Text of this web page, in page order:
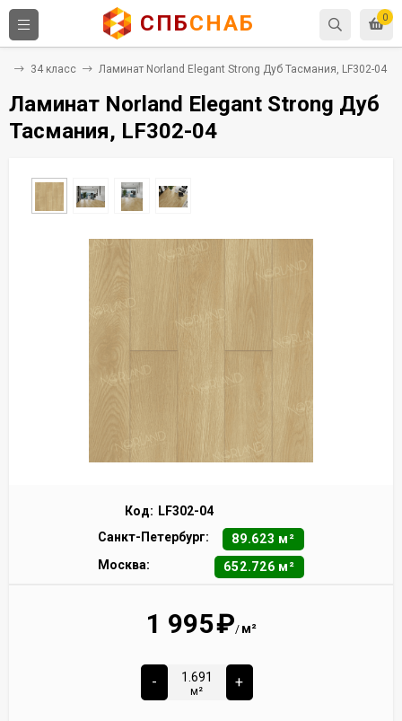
0
СПБСНАБ
34 класс Ламинат Norland Elegant Strong Дуб Тасмания, LF302-04
Ламинат Norland Elegant Strong Дуб
Тасмания, LF302-04
Код: LF302-04
Санкт-Петербург:
89.623 м²
Москва:
652.726 м²
1 995₽/ м²
-
м²
+